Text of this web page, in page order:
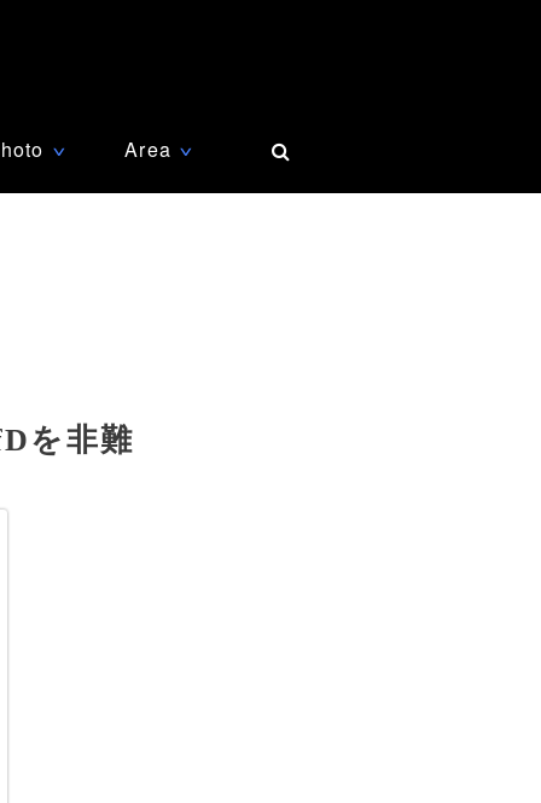
∨ Area ∨
を非難